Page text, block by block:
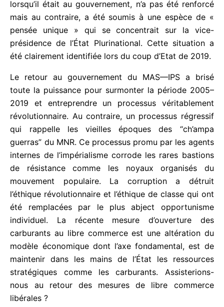
essentiels de création et de soutien de I’Instrument
Politique qui, lorsqu’il était au gouvernement, n’a
pas été renforcé mais au contraire, a été soumis à
une espèce de « pensée unique » qui se
concentrait sur la vice-présidence de l’État
Plurinational. Cette situation a été clairement
identifiée lors du coup d’Etat de 2019.
Le retour au gouvernement du MAS––IPS a brisé
toute la puissance pour surmonter la période
2005–2019 et entreprendre un processus
véritablement révolutionnaire. Au contraire, un
processus régressif qui rappelle les vieilles
époques des “ch’ampa guerras” du MNR. Ce
processus promu par les agents internes de
l’impérialisme corrode les rares bastions de
résistance comme les noyaux organisés du
mouvement populaire. La corruption a détruit
l’éthique révolutionnaire et l’éthique de classe qui
ont été remplacées par le plus abject
opportunisme individuel. La récente mesure
d’ouverture des carburants au libre commerce est
une altération du modèle économique dont l’axe
fondamental, est de maintenir dans les mains de